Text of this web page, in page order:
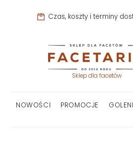
Czas, koszty i terminy
Sklep dla facetów
NOWOŚCI PROMOCJE